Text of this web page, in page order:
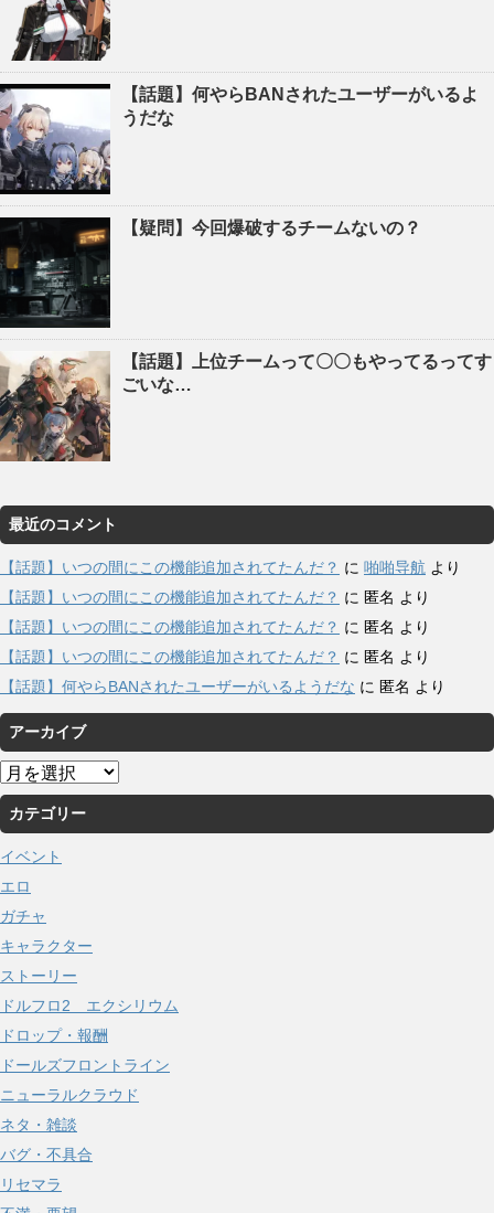
【話題】何やらBANされたユーザーがいるよ
うだな
【疑問】今回爆破するチームないの？
【話題】上位チームって〇〇もやってるってす
ごいな…
最近のコメント
【話題】いつの間にこの機能追加されてたんだ？ に 啪啪导航 より
【話題】いつの間にこの機能追加されてたんだ？ に 匿名 より
【話題】いつの間にこの機能追加されてたんだ？ に 匿名 より
【話題】いつの間にこの機能追加されてたんだ？ に 匿名 より
【話題】何やらBANされたユーザーがいるようだな に 匿名 より
アーカイブ
ア
ー
カ
イ
ブ
カテゴリー
イベント
エロ
ガチャ
キャラクター
ストーリー
ドルフロ2 エクシリウム
ドロップ・報酬
ドールズフロントライン
ニューラルクラウド
ネタ・雑談
バグ・不具合
リセマラ